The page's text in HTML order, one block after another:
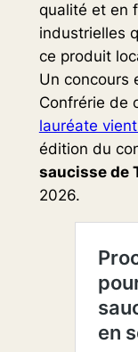
qualité et en
industrielles
ce produit
Un concours
Confrérie de
lauréate
édition du
saucisse de
2026.